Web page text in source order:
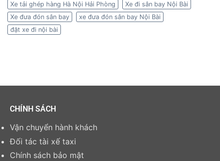
Xe tải ghép hàng Hà Nội Hải Phòng
Xe đi sân bay Nội Bài
Xe đưa đón sân bay
xe đưa đón sân bay Nội Bài
đặt xe đi nội bài
CHÍNH SÁCH
Vận chuyển hành khách
Đối tác tài xế taxi
Chính sách bảo mật